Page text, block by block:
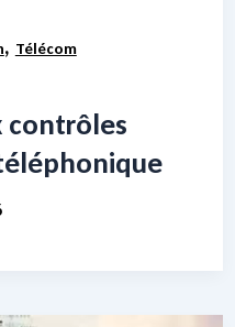
, Télécom
contrôles